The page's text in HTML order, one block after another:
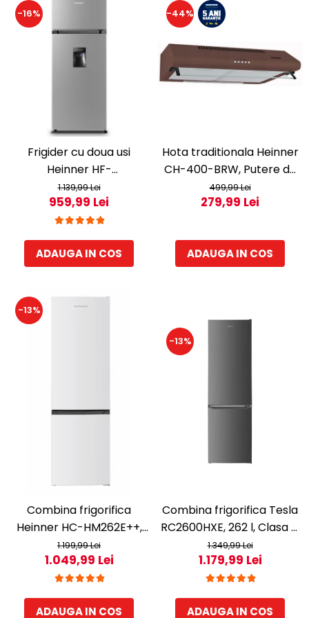
-16%
Frigider cu doua usi
Heinner HF-
HS205SWDE++, 206 l,
Dozator de apa,
Iluminare LED, H 143.4 cm,
Clasa E, Argintiu
1.139,99 Lei
959,99 Lei
ADAUGA IN COS
-44%
Hota traditionala Heinner
CH-400-BRW, Putere de
absorbtie 326.4 mc/h, 2
motoare, 60 cm, Maro
499,99 Lei
279,99 Lei
ADAUGA IN COS
-13%
Combina frigorifica
Heinner HC-HM262E++,
262 l, Control electronic,
Iluminare LED, Usi
reversibile, Clasa E, H 180
cm, Alb
1.199,99 Lei
1.049,99 Lei
ADAUGA IN COS
-13%
Combina frigorifica Tesla
RC2600HXE, 262 l, Clasa E,
Iluminare LED,
dezghetare automata
frigider, H 180 cm, Inox
1.349,99 Lei
1.179,99 Lei
ADAUGA IN COS